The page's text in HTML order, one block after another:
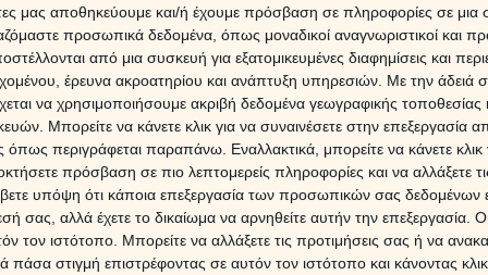
μας αποθηκεύουμε και/ή έχουμε πρόσβαση σε πληροφορίες σε
προσωπικά δεδομένα, όπως μοναδικοί αναγνωριστικοί και
από μια συσκευή για εξατομικευμένες διαφημίσεις και
έρευνα ακροατηρίου και ανάπτυξη υπηρεσιών. Με την άδειά
να χρησιμοποιήσουμε ακριβή δεδομένα γεωγραφικής τοποθεσίας
Μπορείτε να κάνετε κλικ για να συναινέσετε στην επεξεργασία
περιγράφεται παραπάνω. Εναλλακτικά, μπορείτε να κάνετε κλικ
πρόσβαση σε πιο λεπτομερείς πληροφορίες και να αλλάξετε
υπόψη ότι κάποια επεξεργασία των προσωπικών σας δεδομένων
σας, αλλά έχετε το δικαίωμα να αρνηθείτε αυτήν την επεξεργασία.
τον ιστότοπο. Μπορείτε να αλλάξετε τις προτιμήσεις σας ή να
στιγμή επιστρέφοντας σε αυτόν τον ιστότοπο και κάνοντας
καχυποψίες και δυσπιστίες, αλλά η επίδραση του
συναισθήματά μας και αυτά είναι που πρέπει να
να βάλουμε και τους σκοπούς μας, οι οποίοι
είναι πως οι διαθέσεις μας αλλάζουν σύμφωνα
τότε αισθήματα ευφορίας μας κατακλύζουν. Αν πάλι,
17/08